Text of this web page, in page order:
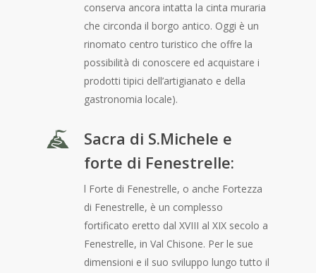
conserva ancora intatta la cinta muraria
che circonda il borgo antico. Oggi è un
rinomato centro turistico che offre la
possibilità di conoscere ed acquistare i
prodotti tipici dell’artigianato e della
gastronomia locale).
Sacra di S.Michele e
forte di Fenestrelle:
l Forte di Fenestrelle, o anche Fortezza
di Fenestrelle, è un complesso
fortificato eretto dal XVIII al XIX secolo a
Fenestrelle, in Val Chisone. Per le sue
dimensioni e il suo sviluppo lungo tutto il